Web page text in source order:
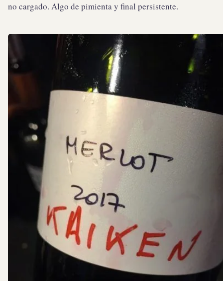
no cargado. Algo de pimienta y final persistente.